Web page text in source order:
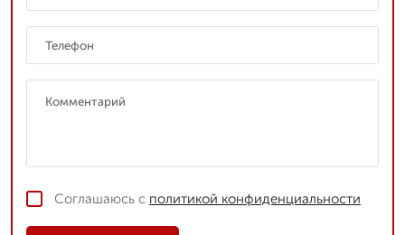
Соглашаюсь с политикой конфиденциальности